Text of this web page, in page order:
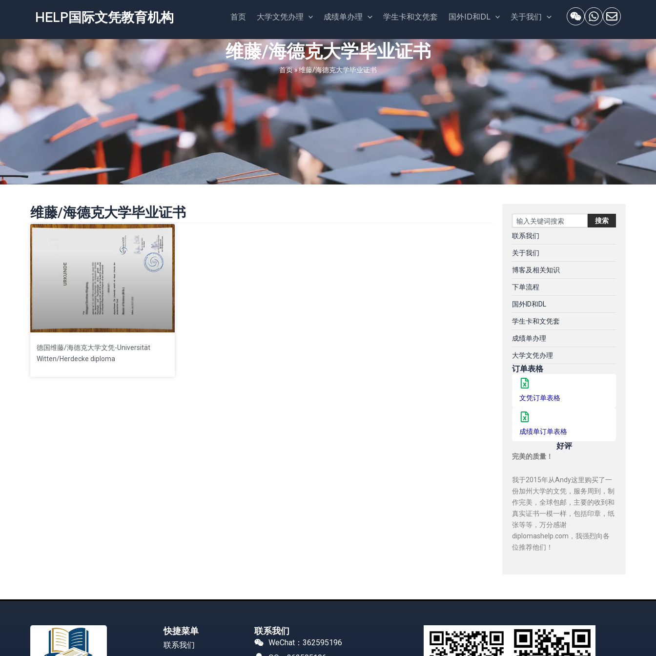
容
HELP国际文凭教育机构 首页 大学文凭办理 成绩单办理 学生卡和文凭套 国外ID和DL 关于我们
维藤/海德克大学毕业证书
首页»维藤/海德克大学毕业证书
维藤/海德克大学毕业证书
德国维藤/海德克大学文凭-Universität
Witten/Herdecke diploma
Search 搜索
联系我们
关于我们
博客及相关知识
下单流程
国外ID和DL
学生卡和文凭套
成绩单办理
大学文凭办理
订单表格
文凭订单表格
成绩单订单表格
好评
完美的质量！
我于2015年从Andy这里购买了一
份加州大学的文凭，服务周到，制
作完美，全球包邮，主要的收到和
真实证书一模一样，包括印章，纸
张等等，万分感谢
diplomashelp.com，我强烈向各
位推荐他们！
快捷菜单
联系我们
联系我们
WeChat：362595196